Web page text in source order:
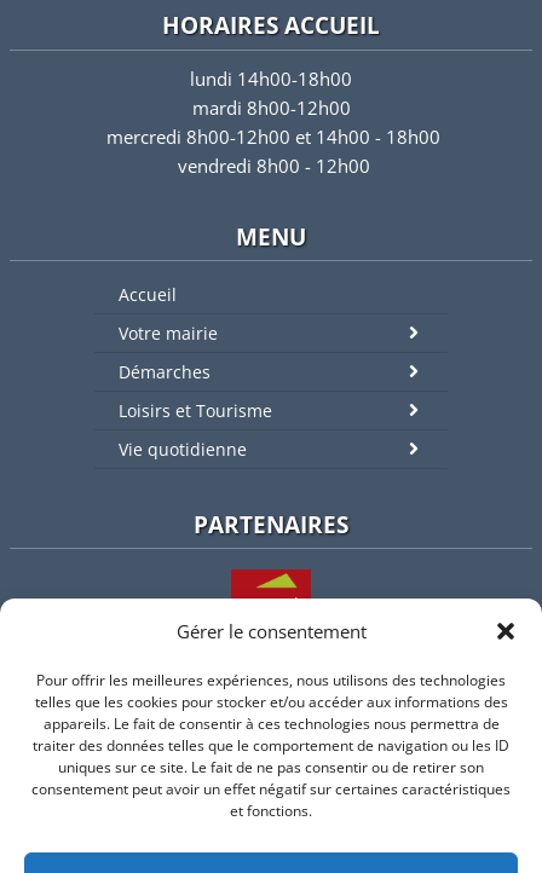
Gérer le consentement
Pour offrir les meilleures expériences, nous utilisons des technologies
telles que les cookies pour stocker et/ou accéder aux informations des
appareils. Le fait de consentir à ces technologies nous permettra de
traiter des données telles que le comportement de navigation ou les ID
uniques sur ce site. Le fait de ne pas consentir ou de retirer son
consentement peut avoir un effet négatif sur certaines caractéristiques
et fonctions.
HORAIRES ACCUEIL
lundi 14h00-18h00
mardi 8h00-12h00
mercredi 8h00-12h00 et 14h00 - 18h00
vendredi 8h00 - 12h00
MENU
Accueil
Votre mairie
Démarches
Loisirs et Tourisme
Vie quotidienne
PARTENAIRES
L'intercommunalité
Intramuros